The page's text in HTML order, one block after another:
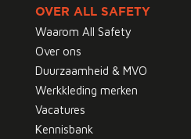
OVER ALL SAFETY
Waarom All Safety
Over ons
Duurzaamheid & MVO
Werkkleding merken
Vacatures
Kennisbank